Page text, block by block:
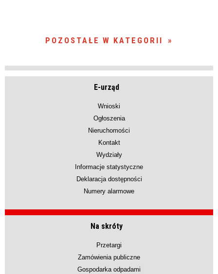
POZOSTAŁE W KATEGORII
E-urząd
Wnioski
Ogłoszenia
Nieruchomości
Kontakt
Wydziały
Informacje statystyczne
Deklaracja dostępności
Numery alarmowe
Na skróty
Przetargi
Zamówienia publiczne
Gospodarka odpadami